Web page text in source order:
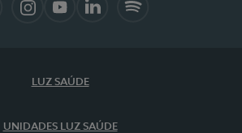
LUZ SAÚDE
UNIDADES LUZ SAÚDE